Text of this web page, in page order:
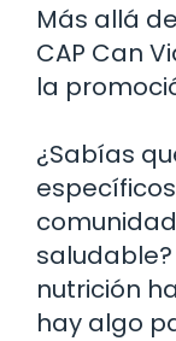
Más allá
CAP Can
la
¿Sabías
nutrición
hay algo